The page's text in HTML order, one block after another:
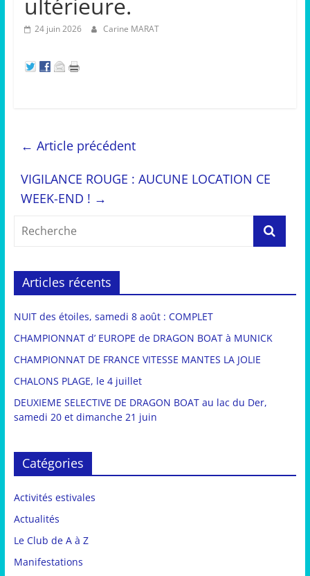
24 juin 2026 Carine MARAT
← Article précédent
VIGILANCE ROUGE : AUCUNE LOCATION CE
WEEK-END ! →
Articles récents
NUIT des étoiles, samedi 8 août : COMPLET
CHAMPIONNAT d’ EUROPE de DRAGON BOAT à MUNICK
CHAMPIONNAT DE FRANCE VITESSE MANTES LA JOLIE
CHALONS PLAGE, le 4 juillet
DEUXIEME SELECTIVE DE DRAGON BOAT au lac du Der,
samedi 20 et dimanche 21 juin
Catégories
Activités estivales
Actualités
Le Club de A à Z
Manifestations